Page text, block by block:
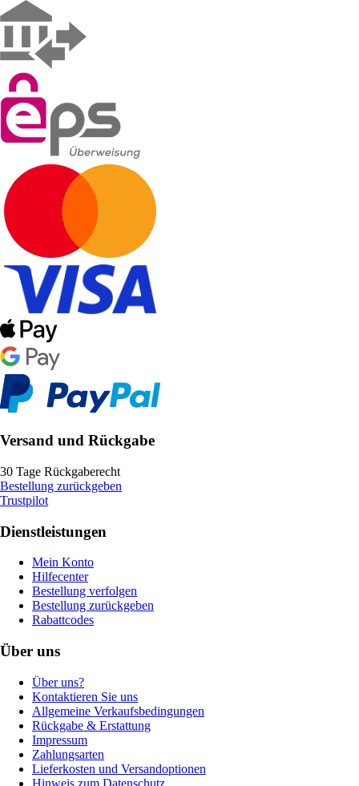
Versand und Rückgabe
30 Tage Rückgaberecht
Bestellung zurückgeben
Trustpilot
Dienstleistungen
Mein Konto
Hilfecenter
Bestellung verfolgen
Bestellung zurückgeben
Rabattcodes
Über uns
Über uns?
Kontaktieren Sie uns
Allgemeine Verkaufsbedingungen
Rückgabe & Erstattung
Impressum
Zahlungsarten
Lieferkosten und Versandoptionen
Hinweis zum Datenschutz